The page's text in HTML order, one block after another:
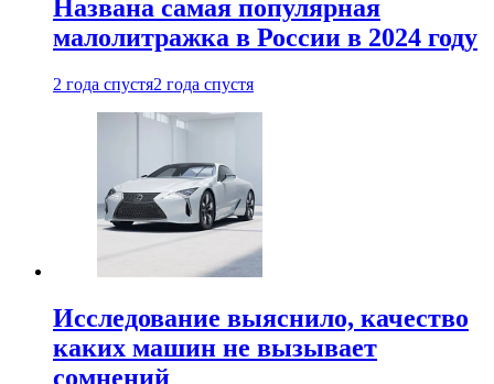
Названа самая популярная
малолитражка в России в 2024 году
2 года спустя2 года спустя
Исследование выяснило, качество
каких машин не вызывает
сомнений